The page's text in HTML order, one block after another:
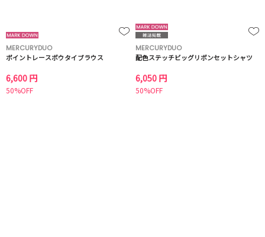
MERCURYDUO
ポイントレースボウタイブラウス
6,600 円
50%OFF
MERCURYDUO
配色ステッチビッグリボンセットシャツ
6,050 円
50%OFF